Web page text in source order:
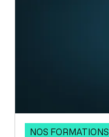
NOS FORMATIONS